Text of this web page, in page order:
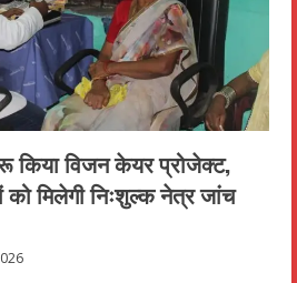
किया विजन केयर प्रोजेक्ट,
को मिलेगी निःशुल्क नेत्र जांच